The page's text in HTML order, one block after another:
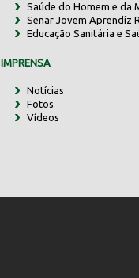
Saúde do Homem e da
Senar Jovem Aprendiz
Educação Sanitária e
IMPRENSA
Notícias
Fotos
Vídeos